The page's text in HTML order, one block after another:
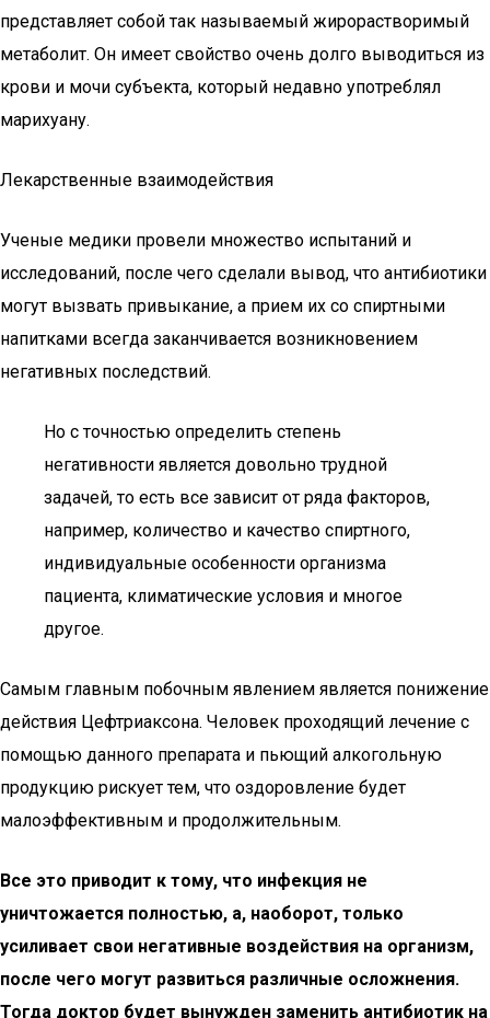
представляет собой так называемый жирорастворимый
метаболит. Он имеет свойство очень долго выводиться из
крови и мочи субъекта, который недавно употреблял
марихуану.
Лекарственные взаимодействия
Ученые медики провели множество испытаний и
исследований, после чего сделали вывод, что антибиотики
могут вызвать привыкание, а прием их со спиртными
напитками всегда заканчивается возникновением
негативных последствий.
Но с точностью определить степень
негативности является довольно трудной
задачей, то есть все зависит от ряда факторов,
например, количество и качество спиртного,
индивидуальные особенности организма
пациента, климатические условия и многое
другое.
Самым главным побочным явлением является понижение
действия Цефтриаксона. Человек проходящий лечение с
помощью данного препарата и пьющий алкогольную
продукцию рискует тем, что оздоровление будет
малоэффективным и продолжительным.
Все это приводит к тому, что инфекция не
уничтожается полностью, а, наоборот, только
усиливает свои негативные воздействия на организм,
после чего могут развиться различные осложнения.
Тогда доктор будет вынужден заменить антибиотик на